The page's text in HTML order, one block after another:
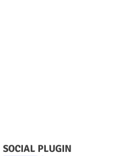
SOCIAL PLUGIN